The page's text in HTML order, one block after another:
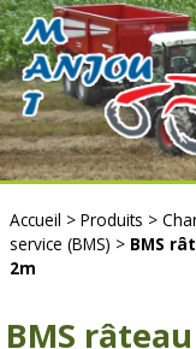
Accueil >Produits >
service (BMS) > BMS
2m
BMS